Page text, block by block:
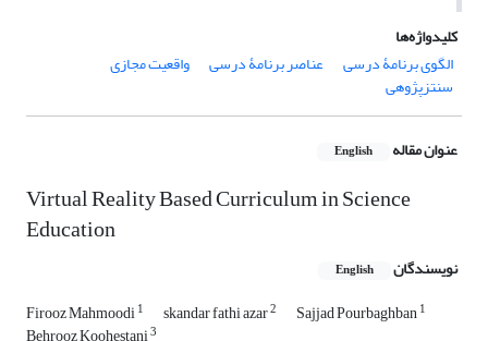
کلیدواژه‌ها
الگوی برنامۀ درسی
عناصر برنامۀ درسی واقعیت مجازی
سنتزپژوهی
عنوان مقاله English
Virtual Reality Based Curriculum in Science
Education
نویسندگان English
Firooz Mahmoodi1 skandar fathi azar2 Sajjad Pourbaghban1
3